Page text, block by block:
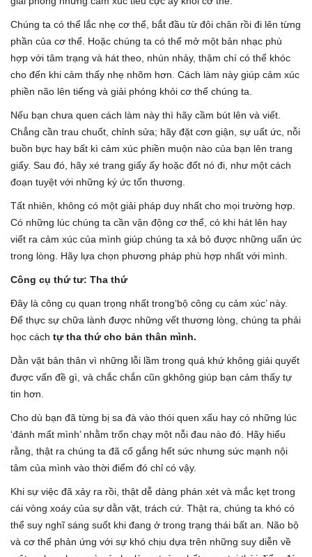
Chúng ta có thể lắc nhẹ cơ thể, bắt đầu từ đôi chân rồi đi lên từng
phần của cơ thể. Hoặc chúng ta có thể mở một bản nhạc phù
hợp với tâm trạng và hát theo, nhún nhảy, thậm chí có thể khóc
cho đến khi cảm thấy nhẹ nhõm hơn. Cách làm này giúp cảm xúc
phiền não lên tiếng và giải phóng khỏi cơ thể chúng ta.
Nếu bạn chưa quen cách làm này thì hãy cầm bút lên và viết.
Chẳng cần trau chuốt, chỉnh sửa; hãy đặt cơn giận, sự uất ức, nỗi
buồn bực hay bất kì cảm xúc phiền muộn nào của bạn lên trang
giấy. Sau đó, hãy xé trang giấy ấy hoặc đốt nó đi, như một cách
đoạn tuyệt với những ký ức tổn thương.
Tất nhiên, không có một giải pháp duy nhất cho mọi trường hợp.
Có những lúc chúng ta cần vận động cơ thể, có khi hát lên hay
viết ra cảm xúc của mình giúp chúng ta xả bỏ được những uẩn ức
trong lòng. Hãy lựa chọn phương pháp phù hợp nhất với mình.
Công cụ thứ tư: Tha thứ
Đây là công cụ quan trọng nhất trong‘bộ công cụ cảm xúc’ này.
Để thực sự chữa lành được những vết thương lòng, chúng ta phải
học cách tự tha thứ cho bản thân mình.
Dằn vặt bản thân vì những lỗi lầm trong quá khứ không giải quyết
được vấn đề gì, và chắc chắn cũn gkhông giúp bạn cảm thấy tự
tin hơn.
Cho dù bạn đã từng bị sa đà vào thói quen xấu hay có những lúc
‘đánh mất mình’ nhằm trốn chạy một nỗi đau nào đó. Hãy hiểu
rằng, thật ra chúng ta đã cố gắng hết sức nhưng sức mạnh nội
tâm của mình vào thời điểm đó chỉ có vậy.
Khi sự việc đã xảy ra rồi, thật dễ dàng phán xét và mắc kẹt trong
cái vòng xoáy của sự dằn vặt, trách cứ. Thật ra, chúng ta khó có
thể suy nghĩ sáng suốt khi đang ở trong trạng thái bất an. Não bộ
và cơ thể phản ứng với sự khó chịu dựa trên những suy diễn về